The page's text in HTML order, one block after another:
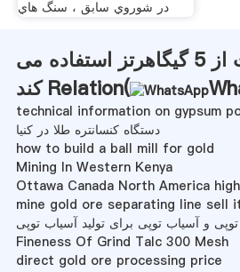
در شوروي سابق ،‌ سنگ هاي
پودر سنگ بازالت از 5 گیگاهرتز استفاده می
کند Relation(
technical information on gypsum
دستگاه کنسانتره طلا در کنیا
how to build a ball mill for gold
Mining In Western Kenya
Ottawa Canada North America
mine gold ore separating line sell
و آسیاب توپی برای تولید آسیاب توپی
Fineness Of Grind Talc 300 Mesh
direct gold ore processing price